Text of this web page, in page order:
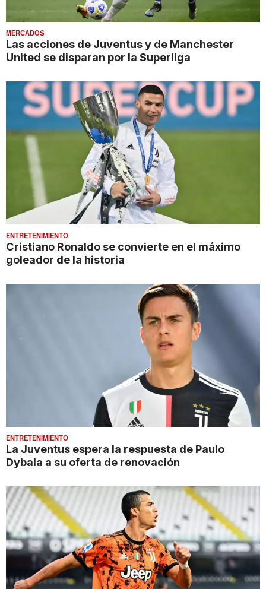
MERCADOS
Las acciones de Juventus y de Manchester
United se disparan por la Superliga
ENTRETENIMIENTO
Cristiano Ronaldo se convierte en el máximo
goleador de la historia
ENTRETENIMIENTO
La Juventus espera la respuesta de Paulo
Dybala a su oferta de renovación